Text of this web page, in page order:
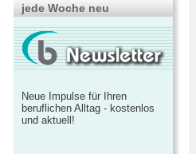
jede Woche neu
Neue Impulse für Ihren
beruflichen Alltag - kostenlos
und aktuell!